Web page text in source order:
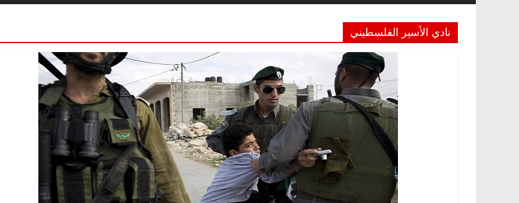
إنشاء المبنى الإداري
قرينة البراءة وضمانات المحاكمة العادلة
هي
الدرب
نادي الأسير الفلسطيني